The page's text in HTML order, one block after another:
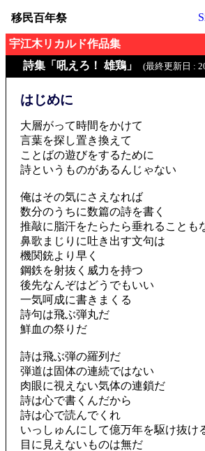
移民百年祭
宇江木リカルド作品集
詩集「吼えろ！ 雄鶏」
(最終更新日 :
はじめに
大層がって時間をかけて
言葉を探し置き換えて
ことばの遊びをするために
詩というものがあるんじゃない
俺はその気にさえなれば
数分のうちに数篇の詩を書く
推敲に脂汗をたらたら垂れることも
鼻歌まじりに吐き出す文句は
機関銃より早く
鋼鉄を射抜く威力を持つ
後先なんぞはどうでもいい
一気呵成に書きまくる
詩句は飛ぶ弾丸だ
鮮血の祭りだ
詩は飛ぶ弾の羅列だ
弾道は固体の連続ではない
肉眼に視えない気体の連鎖だ
詩は心で書くんだから
詩は心で読んでくれ
いっしゅんにして億万年を駆け抜け
目に見えないものは無だ